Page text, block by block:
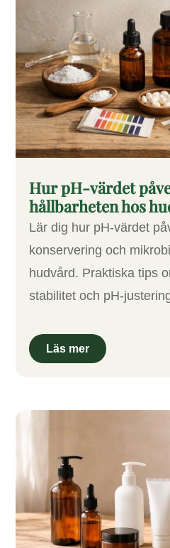
Hur pH-värdet
hållbarheten hos
Lär dig hur pH-värdet
konservering och
hudvård. Praktiska tips
stabilitet och pH-